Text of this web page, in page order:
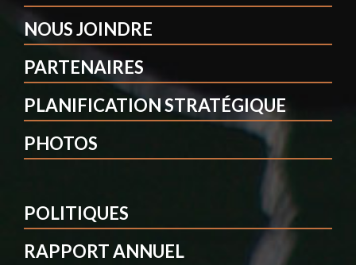
NOUS JOINDRE
PARTENAIRES
PLANIFICATION STRATÉGIQUE
PHOTOS
POLITIQUES
RAPPORT ANNUEL